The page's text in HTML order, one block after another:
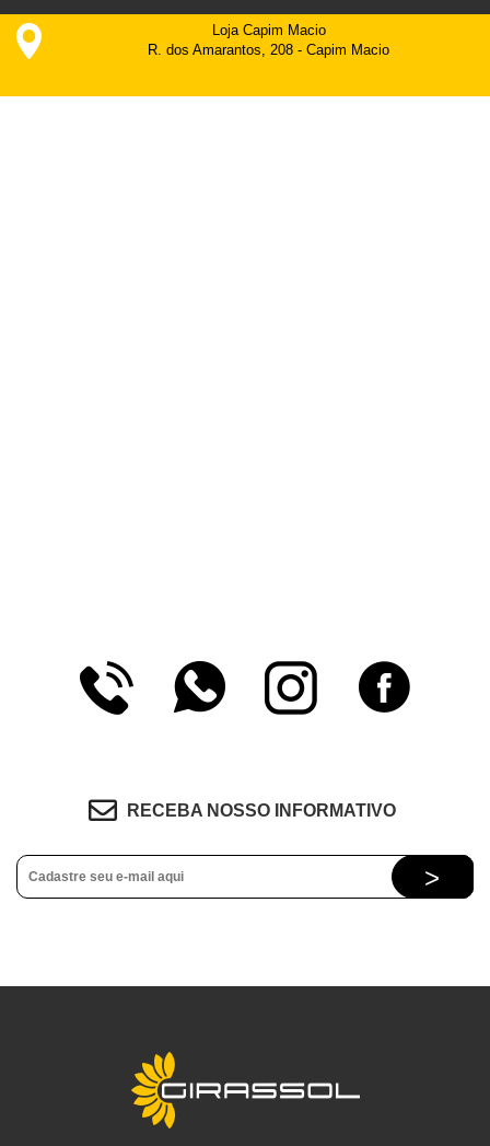
Loja Capim Macio
R. dos Amarantos, 208 - Capim Macio
RECEBA NOSSO INFORMATIVO